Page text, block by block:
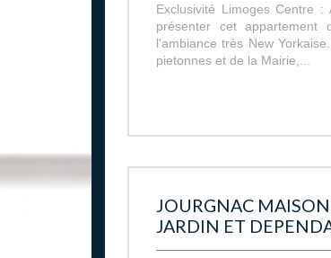
Exclusivité Limoges Centre
présenter cet
l'ambiance très New
pietonnes et de la Mairie,...
JOURGNAC
JARDIN ET